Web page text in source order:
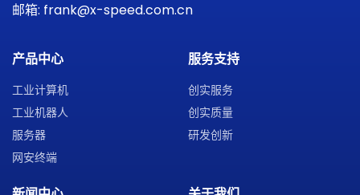
邮箱: frank@x-speed.com.cn
产品中心
工业计算机
工业机器人
服务器
网安终端
服务支持
创实服务
创实质量
研发创新